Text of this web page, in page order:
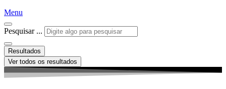
Menu
Pesquisar ...
Resultados
Ver todos os resultados